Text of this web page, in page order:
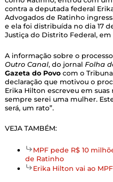
contra a deputada federal
Advogados de Ratinho
e ela foi distribuída no dia 17
Justiça do Distrito Federal, em
A informação sobre o
Outro Canal, do jornal Folha
Gazeta do Povo com o
declaração que motivou o
Erika Hilton escreveu em suas
sempre serei uma mulher.
será, um rato”.
VEJA TAMBÉM:
MPF pede R$ 10
de Ratinho
Erika Hilton vai ao